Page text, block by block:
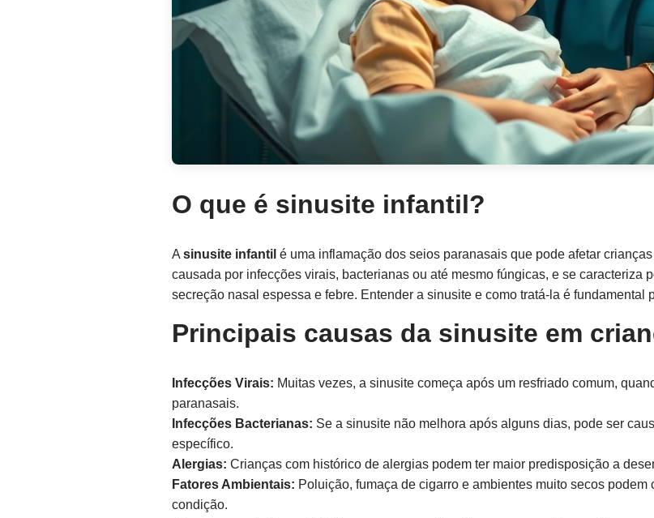
O que é sinusite infantil?
A sinusite infantil é uma inflamação dos seios paranasais que pode afetar
causada por infecções virais, bacterianas ou até mesmo fúngicas, e se caracteriza
secreção nasal espessa e febre. Entender a sinusite e como tratá-la é fundamental
Principais causas da sinusite em
Infecções Virais: Muitas vezes, a sinusite começa após um resfriado comum,
paranasais.
Infecções Bacterianas: Se a sinusite não melhora após alguns dias, pode ser
específico.
Alergias: Crianças com histórico de alergias podem ter maior predisposição a
Fatores Ambientais: Poluição, fumaça de cigarro e ambientes muito secos
condição.